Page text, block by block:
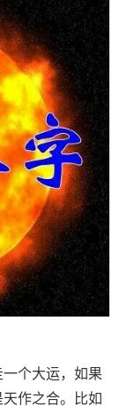
个大运，如果
作之合。比如